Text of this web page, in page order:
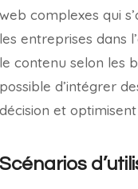
web complexes qui
les entreprises dans
le contenu selon les
possible d’intégrer
décision et
Scénarios